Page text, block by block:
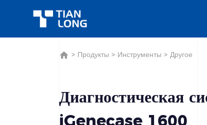
> Продукты > Инструменты > Другое
Диагностическая
iGenecase 1600